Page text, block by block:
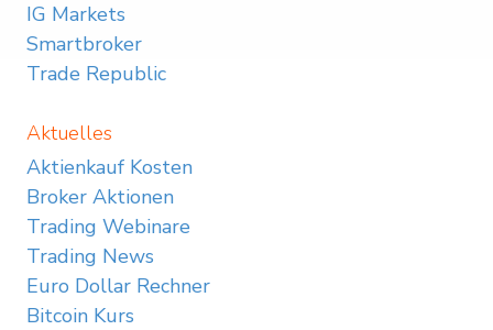
IG Markets
Smartbroker
Trade Republic
Aktuelles
Aktienkauf Kosten
Broker Aktionen
Trading Webinare
Trading News
Euro Dollar Rechner
Bitcoin Kurs